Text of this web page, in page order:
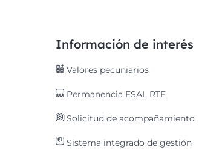
Información de interés
Valores pecuniarios
Permanencia ESAL RTE
Solicitud de acompañamiento
Sistema integrado de gestión